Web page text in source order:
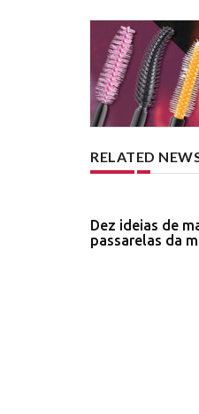
RELATED
Dez ideias de
passarelas da